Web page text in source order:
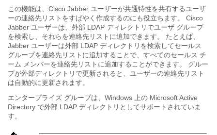
この機能は、Cisco Jabber ユーザーが共通特性を共有するユーザ
ーの連絡先リストをすばやく作成するのにも役立ちます。 Cisco
Jabber ユーザーは、外部 LDAP ディレクトリでユーザ グループ
を検索し、それらを連絡先リストに追加できます。 たとえば、
Jabber ユーザーは外部 LDAP ディレクトリを検索してセールス
グループを連絡先リストに追加することで、すべてのセールス チ
ーム メンバーを連絡先リストに追加することができます。 グルー
プが外部ディレクトリで更新されると、ユーザーの連絡先リスト
は自動的に更新されます。
エンタープライズ グループは、Windows 上の Microsoft Active
Directory で外部 LDAP ディレクトリとしてサポートされていま
す。